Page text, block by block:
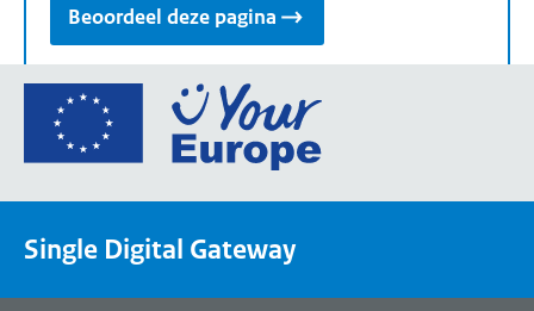
Beoordeel deze pagina
Ga
de
een
Single Digital Gateway